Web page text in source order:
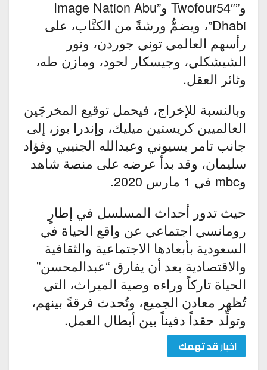
و”Twofour54″ و”Image Nation Abu
Dhabi”، ويضمُّ ورشةً من الكتَّاب، على
رأسهم العالمي توني جوردن، ونور
الشيشكلي، وجيسكار لحود، ومازن طه،
وثائر العقل.
وبالنسبة للإخراج، فيحمل توقيع المخرجَين
العالميين كريستين ميليك، وإندرا بوز، إلى
جانب تامر بسيوني وعبدالله الجنيبي وفؤاد
سليمان، وقد بدأ عرضه على منصة شاهد
وmbc في 1 مارس 2020.
حيث تدور أحداث المسلسل في إطارٍ
رومانسي اجتماعي عن واقع الحياة في
السعودية بأبعادها الاجتماعية والثقافية
والاقتصادية بعد أن يفارق “عبدالمحسن”
الحياة تاركاً وراءه وصية الميراث، التي
تُظهر معادن الجميع، وتُحدث فرقةً بينهم،
وتولِّد حقداً دفيناً بين أبطال العمل.
اخبارقد تهمك